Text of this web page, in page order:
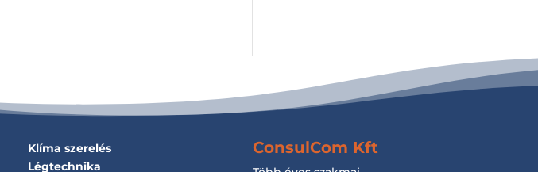
Klíma szerelés
Légtechnika
ConsulCom Kft